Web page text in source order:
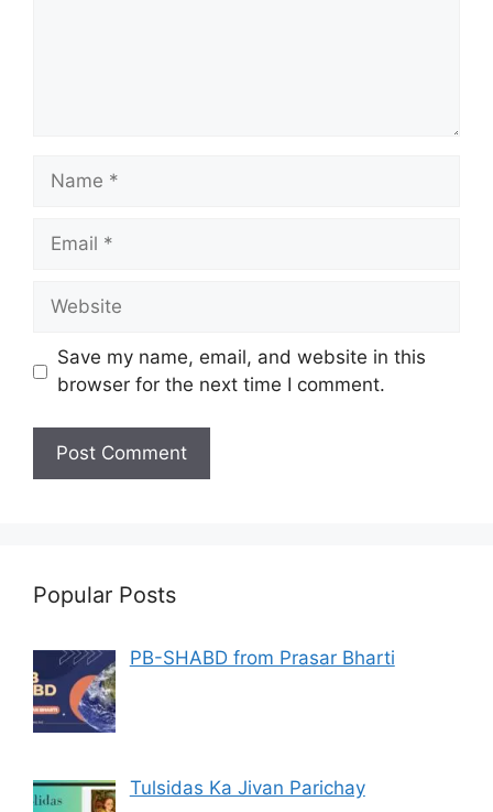
Name
Email
Website
Save my name, email, and website in this
browser for the next time I comment.
Popular Posts
PB-SHABD from Prasar Bharti
Tulsidas Ka Jivan Parichay